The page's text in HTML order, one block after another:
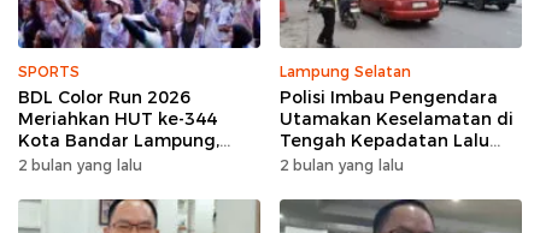
SPORTS
BDL Color Run 2026
Meriahkan HUT ke-344
Kota Bandar Lampung,
Wujud Semangat Sehat
2 bulan yang lalu
Lampung Selatan
Polisi Imbau Pengendara
Utamakan Keselamatan di
Tengah Kepadatan Lalu
Lintas Pagi Hari
2 bulan yang lalu